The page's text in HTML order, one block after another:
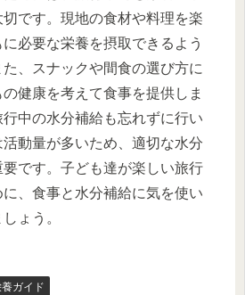
です。現地の食材や料理を楽
必要な栄養を摂取できるよう
、スナックや間食の選び方に
健康を考えて食事を提供しま
中の水分補給も忘れずに行い
動量が多いため、適切な水分
です。子ども達が楽しい旅行
、食事と水分補給に気を使い
ょう。
ガイド